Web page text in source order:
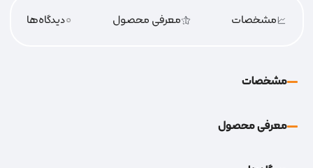
مشخصات معرفی محصول 0دیدگاه‌‌ها
مشخصات
معرفی محصول